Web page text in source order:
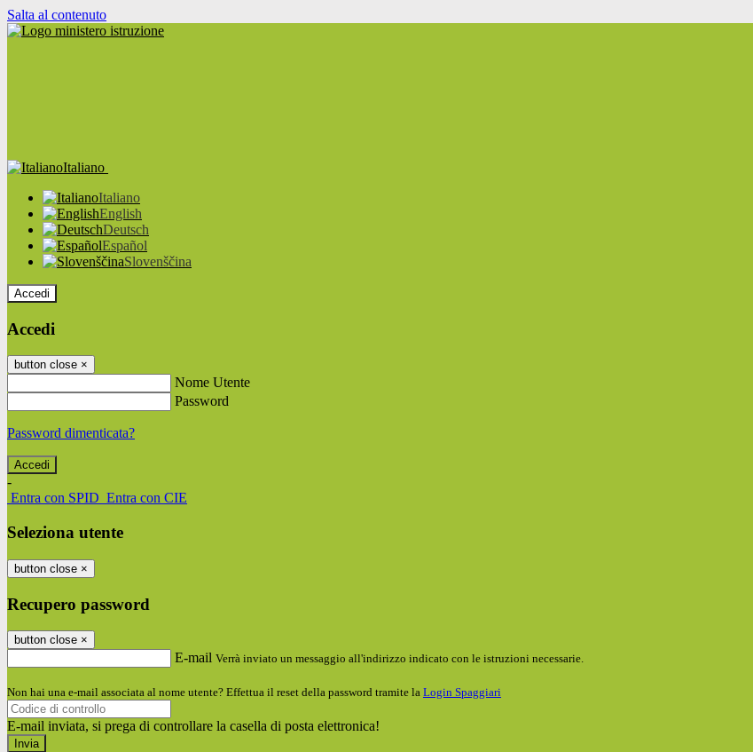
Salta al contenuto
Italiano
Italiano
English
Deutsch
Español
Slovenščina
Accedi
Accedi
button close ×
Nome Utente
Password
Password dimenticata?
-
Entra con SPID Entra con CIE
Seleziona utente
button close ×
Recupero password
button close ×
E-mail Verrà inviato un messaggio all'indirizzo indicato con le istruzioni necessarie.
Non hai una e-mail associata al nome utente? Effettua il reset della password tramite la Login Spaggiari
E-mail inviata, si prega di controllare la casella di posta elettronica!